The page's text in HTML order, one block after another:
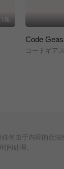
集
Code
コードギア
何由于内容的合法
间处理。